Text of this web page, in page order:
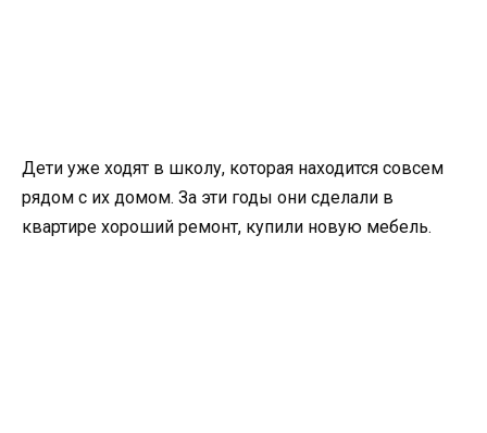
Дети уже ходят в школу, которая находится совсем
рядом с их домом. За эти годы они сделали в
квартире хороший ремонт, купили новую мебель.